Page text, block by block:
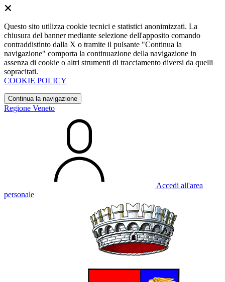
Questo sito utilizza cookie tecnici e statistici anonimizzati. La
chiusura del banner mediante selezione dell'apposito comando
contraddistinto dalla X o tramite il pulsante "Continua la
navigazione" comporta la continuazione della navigazione in
assenza di cookie o altri strumenti di tracciamento diversi da quelli
sopracitati.
COOKIE POLICY
Continua la navigazione
Regione Veneto
Accedi all'area
personale